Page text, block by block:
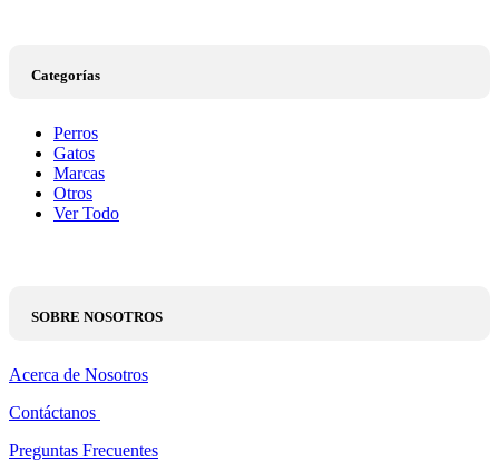
Categorías
Perros
Gatos
Marcas
Otros
Ver Todo
SOBRE NOSOTROS
Acerca de Nosotros
Contáctanos
Preguntas Frecuentes